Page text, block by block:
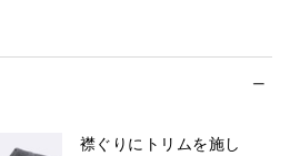
襟ぐりにトリムを施し